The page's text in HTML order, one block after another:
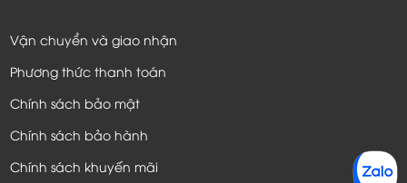
Vận chuyển và giao nhận
Phương thức thanh toán
Chính sách bảo mật
Chính sách bảo hành
Chính sách khuyến mãi